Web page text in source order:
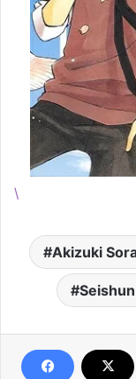
\
Akizuki